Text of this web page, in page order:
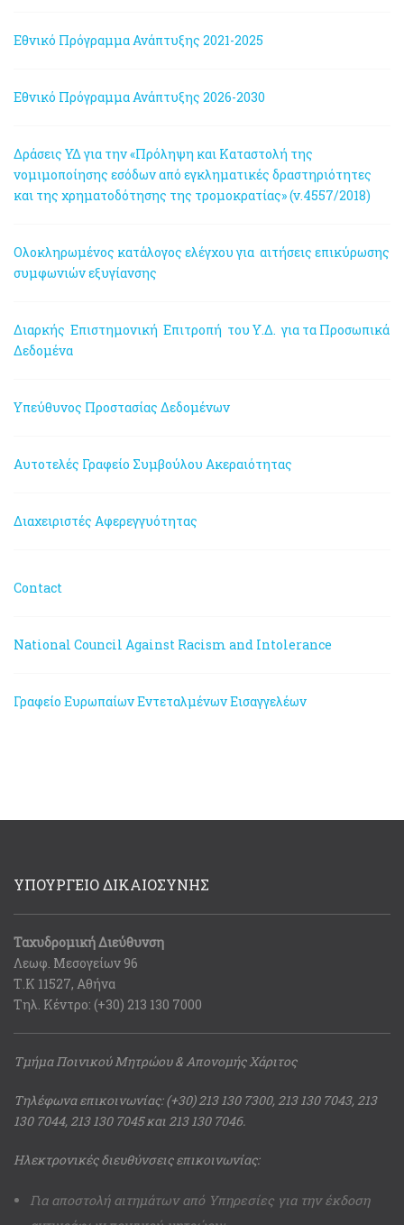
Εθνικό Πρόγραμμα Ανάπτυξης 2021-2025
Εθνικό Πρόγραμμα Ανάπτυξης 2026-2030
Δράσεις ΥΔ για την «Πρόληψη και Καταστολή της
νομιμοποίησης εσόδων από εγκληματικές δραστηριότητες
και της χρηματοδότησης της τρομοκρατίας» (ν.4557/2018)
Ολοκληρωμένος κατάλογος ελέγχου για αιτήσεις επικύρωσης
συμφωνιών εξυγίανσης
Διαρκής Επιστημονική Επιτροπή του Υ.Δ. για τα Προσωπικά
Δεδομένα
Υπεύθυνος Προστασίας Δεδομένων
Αυτοτελές Γραφείο Συμβούλου Ακεραιότητας
Διαχειριστές Αφερεγγυότητας
Contact
National Council Against Racism and Intolerance
Γραφείο Ευρωπαίων Εντεταλμένων Εισαγγελέων
ΥΠΟΥΡΓΕΙΟ ΔΙΚΑΙΟΣΥΝΗΣ
Ταχυδρομική Διεύθυνση
Λεωφ. Μεσογείων 96
Τ.Κ 11527, Αθήνα
Τηλ. Κέντρο: (+30) 213 130 7000
Τμήμα Ποινικού Μητρώου & Απονομής Χάριτος
Τηλέφωνα επικοινωνίας: (+30) 213 130 7300, 213 130 7043, 213
130 7044, 213 130 7045 και 213 130 7046.
Ηλεκτρονικές διευθύνσεις επικοινωνίας:
Για αποστολή αιτημάτων από Υπηρεσίες για την έκδοση